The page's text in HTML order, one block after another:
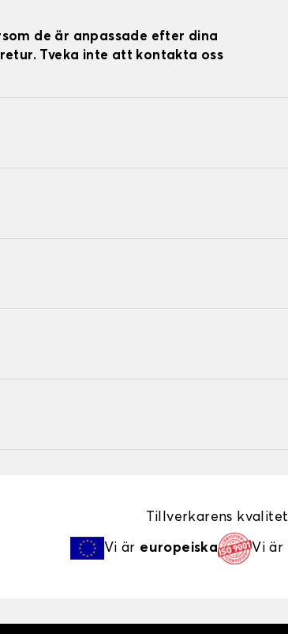
de är anpassade efter dina
Tveka inte att kontakta oss
Tillverkarens kvalitet
Vi är europeiska Vi är